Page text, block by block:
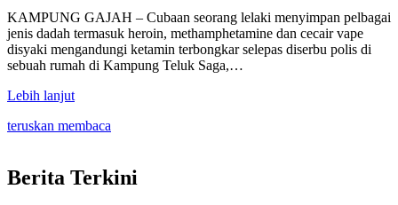
Share
KAMPUNG GAJAH – Cubaan seorang lelaki menyimpan pelbagai
jenis dadah termasuk heroin, methamphetamine dan cecair vape
disyaki mengandungi ketamin terbongkar selepas diserbu polis di
sebuah rumah di Kampung Teluk Saga,…
Lebih lanjut
teruskan membaca
Berita Terkini